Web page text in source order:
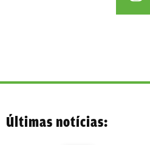
Últimas notícias: